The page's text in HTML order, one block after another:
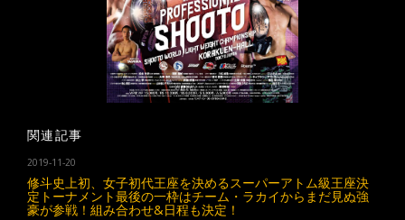
関連記事
2019-11-20
修斗史上初、女子初代王座を決めるスーパーアトム級王座決
定トーナメント最後の一枠はチーム・ラカイからまだ見ぬ強
豪が参戦！組み合わせ&日程も決定！